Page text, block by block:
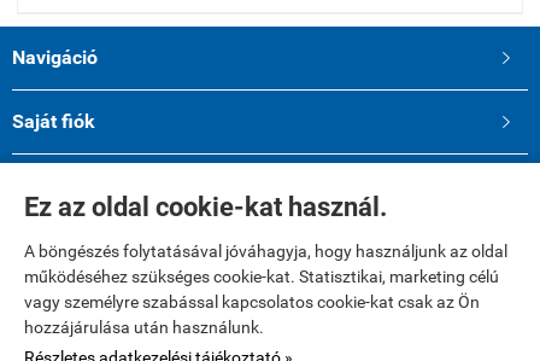
Ez az oldal cookie-kat használ.
A böngészés folytatásával jóváhagyja, hogy használjunk az oldal
működéséhez szükséges cookie-kat. Statisztikai, marketing célú
vagy személyre szabással kapcsolatos cookie-kat csak az Ön
hozzájárulása után használunk.
Navigáció 
Saját fiók 
A kényelmes és biztonságos online fizetést a Barion Payment Zrt.
biztosítja, MNB engedély száma: H-EN-I-1064/2013
Bankkártya adatai áruházunkhoz nem jutnak el.